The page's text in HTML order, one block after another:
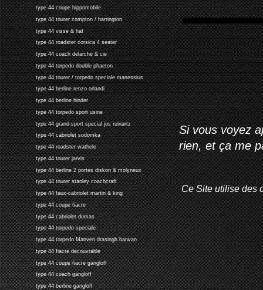
type 44 coupe hippomobile
type 44 tourer compton / harrington
type 44 visse & haf
type 44 roadster corsica 4 seater
type 44 coach delarche & cie
type 44 torpedo double phaeton
type 44 tourer / torpedo speciale manessius
type 44 berline renzo orlandi
type 44 berline binder
type 44 torpedo sport usine
type 44 grand-sport special jos reinartz
type 44 cabriolet sodomka
type 44 roadster wathele
type 44 tourer jarvis
type 44 berline 2 portes diskon & molyneux
type 44 tourer stanley coachcraft
type 44 faux-cabriolet martin & king
type 44 coupe fiacre
type 44 cabriolet dumas
type 44 torpedo speciale
type 44 torpedo Manven drasingh barwan
type 44 fiacre decouvrable
type 44 coupe fiacre gangloff
type 44 coach gangloff
type 44 berline gangloff
Si vous voyez
rien, et ça me
Ce Site utilise des